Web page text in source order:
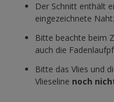
Der Schnitt enthält
eingezeichnete
Bitte beachte beim
auch die
Bitte das Vlies und
Vlieseline noch